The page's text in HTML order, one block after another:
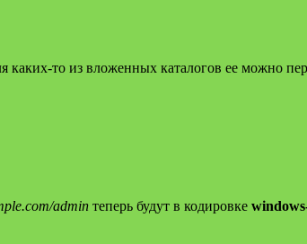
каких-то из вложенных каталогов ее можно
admin теперь будут в кодировке